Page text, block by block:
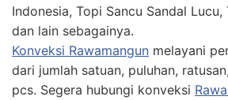
Indonesia, Topi Sancu Sandal
dan lain sebagainya.
Konveksi Rawamangun melayani
dari jumlah satuan, puluhan,
pcs. Segera hubungi konveksi